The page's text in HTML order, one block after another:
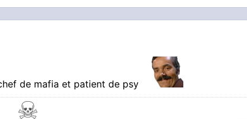
de mafia et patient de psy